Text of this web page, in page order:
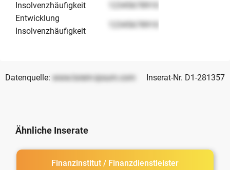
Insolvenzhäufigkeit
12345678910
Entwicklung
Insolvenzhäufigkeit
12345678910
Datenquelle: www.lorem-ipsum.com Inserat-Nr. D1-281357
Ähnliche Inserate
Finanzinstitut / Finanzdienstleister